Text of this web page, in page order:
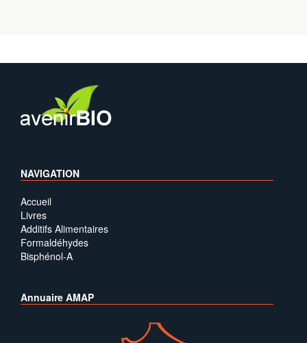
NAVIGATION
Accueil
Livres
Additifs Alimentaires
Formaldéhydes
Bisphénol-A
Annuaire AMAP